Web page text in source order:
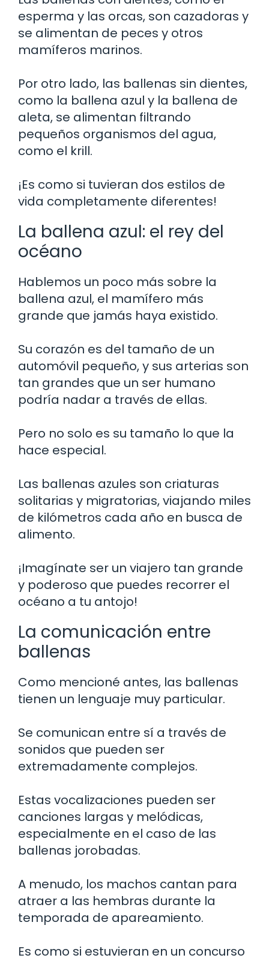
esperma y las orcas, son cazadoras y
se alimentan de peces y otros
mamíferos marinos.
Por otro lado, las ballenas sin dientes,
como la ballena azul y la ballena de
aleta, se alimentan filtrando
pequeños organismos del agua,
como el krill.
¡Es como si tuvieran dos estilos de
vida completamente diferentes!
La ballena azul: el rey del
océano
Hablemos un poco más sobre la
ballena azul, el mamífero más
grande que jamás haya existido.
Su corazón es del tamaño de un
automóvil pequeño, y sus arterias son
tan grandes que un ser humano
podría nadar a través de ellas.
Pero no solo es su tamaño lo que la
hace especial.
Las ballenas azules son criaturas
solitarias y migratorias, viajando miles
de kilómetros cada año en busca de
alimento.
¡Imagínate ser un viajero tan grande
y poderoso que puedes recorrer el
océano a tu antojo!
La comunicación entre
ballenas
Como mencioné antes, las ballenas
tienen un lenguaje muy particular.
Se comunican entre sí a través de
sonidos que pueden ser
extremadamente complejos.
Estas vocalizaciones pueden ser
canciones largas y melódicas,
especialmente en el caso de las
ballenas jorobadas.
A menudo, los machos cantan para
atraer a las hembras durante la
temporada de apareamiento.
Es como si estuvieran en un concurso